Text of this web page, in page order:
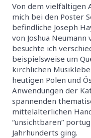
Von dem vielfältigen
mich bei den Poster
befindliche Joseph
von Joshua
besuchte ich
beispielsweise um
kirchlichen
heutigen Polen und
Anwendungen der
spannenden
mittelalterlichen
“unsichtbaren”
Jahrhunderts ging.